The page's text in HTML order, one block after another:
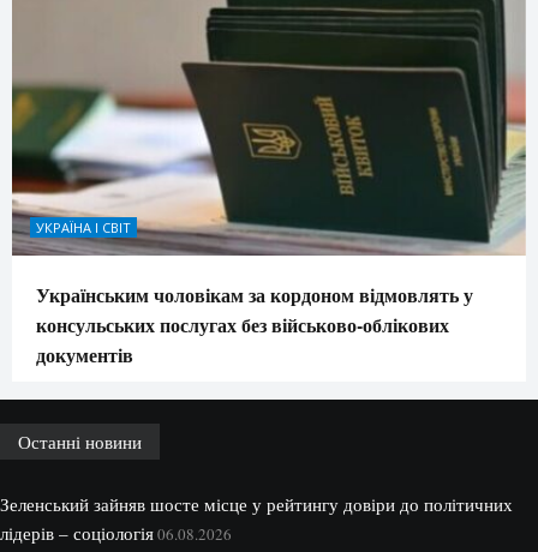
УКРАЇНА І СВІТ
Українським чоловікам за кордоном відмовлять у
консульських послугах без військово-облікових
документів
Останні новини
Зеленський зайняв шосте місце у рейтингу довіри до політичних
лідерів – соціологія06.08.2026